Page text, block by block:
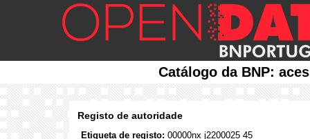
Catálogo da BNP:
Registo de autoridade
Etiqueta de registo: 00000nx j2200025 45